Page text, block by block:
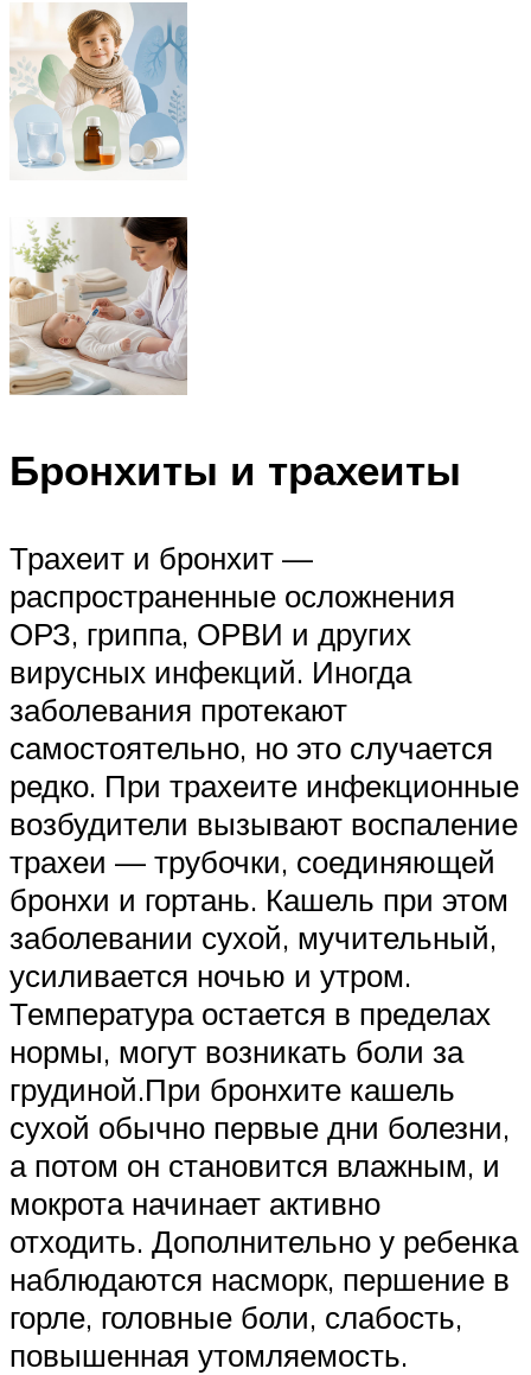
Бронхиты и трахеиты
Трахеит и бронхит —
распространенные осложнения
ОРЗ, гриппа, ОРВИ и других
вирусных инфекций. Иногда
заболевания протекают
самостоятельно, но это случается
редко. При трахеите инфекционные
возбудители вызывают воспаление
трахеи — трубочки, соединяющей
бронхи и гортань. Кашель при этом
заболевании сухой, мучительный,
усиливается ночью и утром.
Температура остается в пределах
нормы, могут возникать боли за
грудиной.При бронхите кашель
сухой обычно первые дни болезни,
а потом он становится влажным, и
мокрота начинает активно
отходить. Дополнительно у ребенка
наблюдаются насморк, першение в
горле, головные боли, слабость,
повышенная утомляемость.